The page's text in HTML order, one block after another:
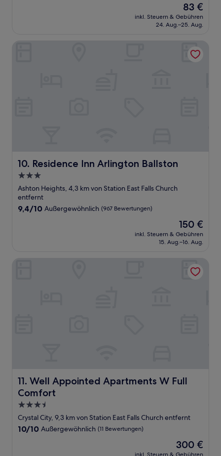
Der
Preis
beträgt
83 €
inkl. Steuern & Gebühren
24. Aug.–25. Aug.
10. Residence Inn Arlington Ballston
Residence Inn Arlington Ballston
3.0-
Sterne-
Unterkunft
Ashton Heights, 4,3 km von Station East Falls Church
entfernt
9.4
9,4/10 Außergewöhnlich (967 Bewertungen)
Der
Preis
beträgt
150 €
inkl. Steuern & Gebühren
15. Aug.–16. Aug.
11. Well Appointed Apartments W Full
Comfort
Well Appointed Apartments W Full Comfort
3.5-
Sterne-
Unterkunft
Crystal City, 9,3 km von Station East Falls Church entfernt
10.0
10/10 Außergewöhnlich (11 Bewertungen)
Der
Preis
300 €